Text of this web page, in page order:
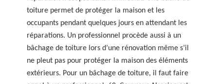
toiture permet de protéger la maison et les
occupants pendant quelques jours en attendant les
réparations. Un professionnel procède aussi à un
bâchage de toiture lors d’une rénovation même s’il
ne pleut pas pour protéger la maison des éléments
extérieurs. Pour un bâchage de toiture, il faut faire